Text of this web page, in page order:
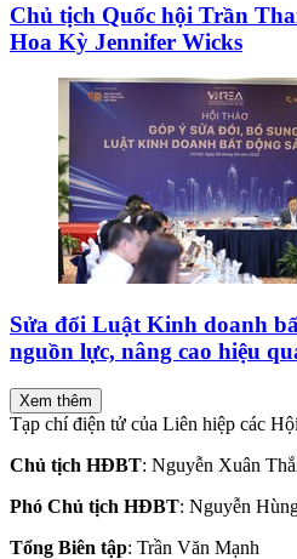
Chủ tịch Quốc hội Trần
Hoa Kỳ Jennifer Wicks
Sửa đổi Luật Kinh doanh
nguồn lực, nâng cao hiệu
Xem thêm
Tạp chí điện tử của Liên hiệp các
Chủ tịch HĐBT: Nguyễn Xuân
Phó Chủ tịch HĐBT: Nguyễn
Tổng Biên tập: Trần Văn Mạnh